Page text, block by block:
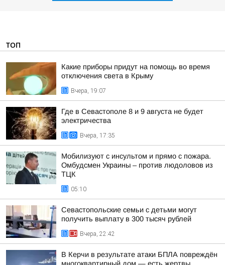
ТОП
Какие приборы придут на помощь во время
отключения света в Крыму
Вчера, 19:07
Где в Севастополе 8 и 9 августа не будет
электричества
Вчера, 17:35
Мобилизуют с инсультом и прямо с пожара.
Омбудсмен Украины – против людоловов из
ТЦК
05:10
Севастопольские семьи с детьми могут
получить выплату в 300 тысяч рублей
Вчера, 22:42
В Керчи в результате атаки БПЛА повреждён